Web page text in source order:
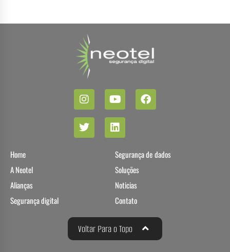
Home
A Neotel
Alianças
Segurança digital
Segurança de dados
Soluções
Noticias
Contato
Voltar Para o Topo